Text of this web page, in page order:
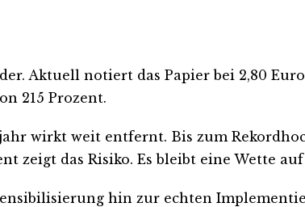
Aktuell notiert das Papier bei 2,80
215 Prozent.
wirkt weit entfernt. Bis zum
zeigt das Risiko. Es bleibt eine Wette
hin zur echten